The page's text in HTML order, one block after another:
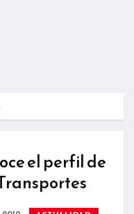
el perfil de